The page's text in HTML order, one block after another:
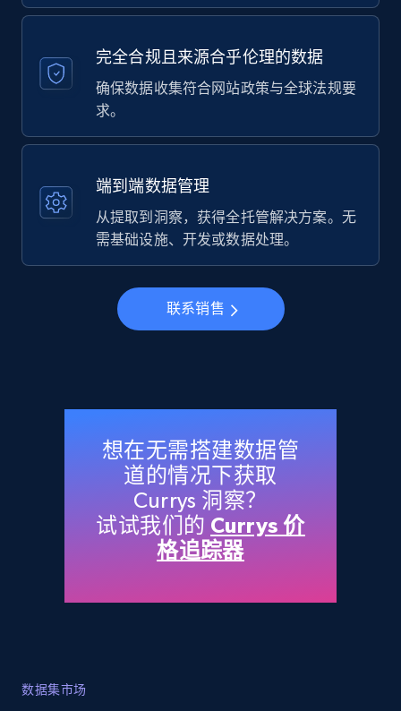
完全合规且来源合乎伦理的数据
确保数据收集符合网站政策与全球法规要
求。
端到端数据管理
从提取到洞察，获得全托管解决方案。无
需基础设施、开发或数据处理。
联系销售
想在无需搭建数据管
道的情况下获取
Currys 洞察？
试试我们的 Currys 价
格追踪器
数据集市场